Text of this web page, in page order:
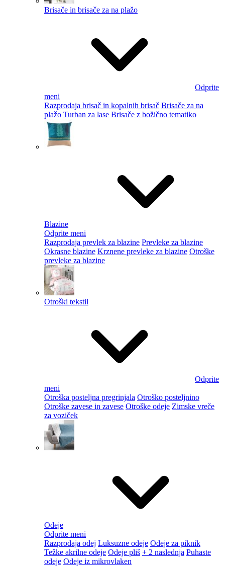
Brisače in brisače za na plažo
Odprite
meni
Razprodaja brisač in kopalnih brisač Brisače za na
plažo Turban za lase Brisače z božično tematiko
Blazine
Odprite meni
Razprodaja prevlek za blazine Prevleke za blazine
Okrasne blazine Krznene prevleke za blazine Otroške
prevleke za blazine
Otroški tekstil
Odprite
meni
Otroška posteljna pregrinjala Otroško posteljnino
Otroške zavese in zavese Otroške odeje Zimske vreče
za voziček
Odeje
Odprite meni
Razprodaja odej Luksuzne odeje Odeje za piknik
Težke akrilne odeje Odeje pliš + 2 naslednja Puhaste
odeje Odeje iz mikrovlaken